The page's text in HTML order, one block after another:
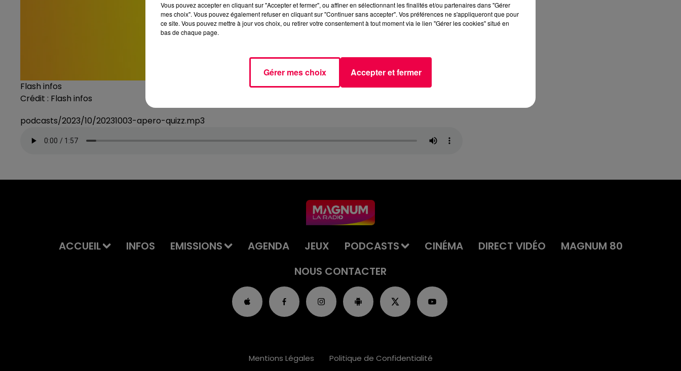
Flash infos
Crédit : Flash infos
podcasts/2023/10/20231003-apero-quizz.mp3
ACCUEIL INFOS EMISSIONS AGENDA JEUX PODCASTS CINÉMA DIRECT VIDÉO
MAGNUM 80
NOUS CONTACTER
Mentions Légales Politique de Confidentialité
Vous pouvez accepter en cliquant sur "Accepter et fermer", ou affiner en sélectionnant les finalités et/ou partenaires dans "Gérer
mes choix". Vous pouvez également refuser en cliquant sur "Continuer sans accepter". Vos préférences ne s'appliqueront que pour
ce site. Vous pouvez mettre à jour vos choix, ou retirer votre consentement à tout moment via le lien "Gérer les cookies" situé en
bas de chaque page.
Gérer mes choix Accepter et fermer